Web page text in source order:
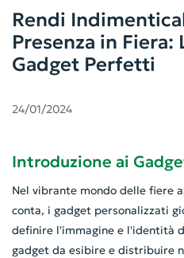
Rendi
Presenza in Fiera:
Gadget Perfetti
24/01/2024
Introduzione ai
Nel vibrante mondo delle fiere
conta, i gadget personalizzati
definire l'immagine e l'identità
gadget da esibire e distribuire